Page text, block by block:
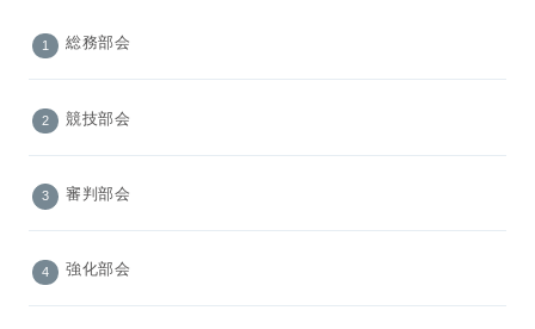
総務部会
競技部会
審判部会
強化部会